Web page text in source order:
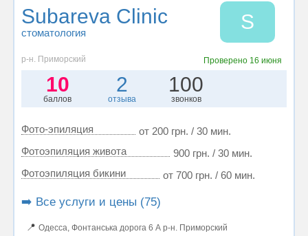
Subareva Clinic
стоматология S
р-н. Приморский Проверено 16 июня
10
баллов
2
отзыва
100
звонков
Фото-эпиляция
от 200 грн. / 30 мин.
Фотоэпиляция живота
900 грн. / 30 мин.
Фотоэпиляция бикини
от 700 грн. / 60 мин.
➡️ Все услуги и цены (75)
📍 Одесса, Фонтанська дорога 6 А р-н. Приморский